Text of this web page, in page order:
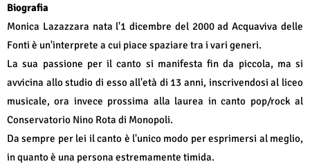
Biografia
Monica Lazazzara nata l'1 dicembre del 2000 ad Acquaviva delle
Fonti è un'interprete a cui piace spaziare tra i vari generi.
La sua passione per il canto si manifesta fin da piccola, ma si
avvicina allo studio di esso all'età di 13 anni, inscrivendosi al liceo
musicale, ora invece prossima alla laurea in canto pop/rock al
Conservatorio Nino Rota di Monopoli.
Da sempre per lei il canto è l'unico modo per esprimersi al meglio,
in quanto è una persona estremamente timida.